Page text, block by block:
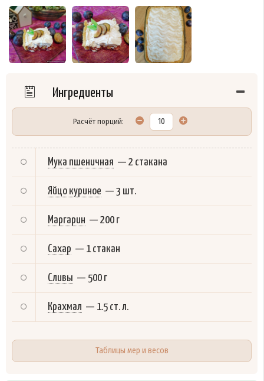
Ингредиенты
Расчёт порций:
Мука пшеничная — 2 стакана
Яйцо куриное — 3 шт.
Маргарин — 200 г
Сахар — 1 стакан
Сливы — 500 г
Крахмал — 1.5 ст. л.
Таблицы мер и весов